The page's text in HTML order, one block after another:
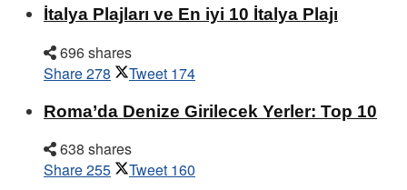
İtalya Plajları ve En iyi 10 İtalya Plajı
696 shares
Share278 Tweet 174
Roma’da Denize Girilecek Yerler: Top 10
638 shares
Share255 Tweet 160